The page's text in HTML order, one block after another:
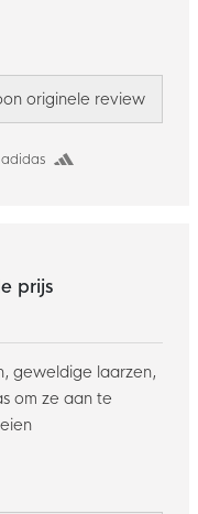
originele review
prijs
geweldige laarzen,
om ze aan te